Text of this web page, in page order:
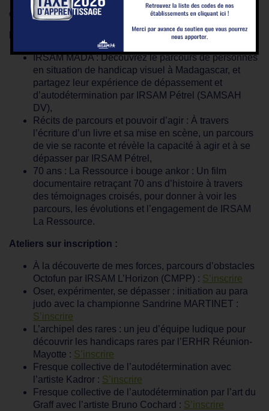
de 14h45 à 16h30 : Ateliers participatifs
Projections et échanges en salle de conférence :
IRSAM MADA : Découvrez le parcours de personnes
en situation de handicap visuel à Madagascar, et
partagez leur expérience de dépassement et
d’autodétermination par IRSAM Pétrel (SAMSAH
DV),
Récits de parcours et pouvoir d’agir : À travers
l’écriture d’un livre et sa mise en scène, un parcours
de vie se raconte et révèle la capacité à agir et à se
dépasser par IRSAM Pétrel,
70 ans : La Ressource i bouge ankor : Un film
documentaire retraçant 70 ans d’histoire à travers
des témoignages croisés, pour donner à voir les
parcours, les évolutions et l’engagement de IRSAM
La Ressource.
Ateliers sur inscription :
À la découverte de mes forces, parcours d’obstacles
Octofun par IRSAM L’Horizon (CMPP) : S’inscrire
Oser, expérimenter, se dépasser : initiation au para
judo avec la championne Sandrine MARTINET :
S’inscrire
L’archipel des rares : un jeu d’équipe ludique pour
découvrir les handicaps rares par l’ERHR Réunion-
Mayotte : S’inscrire
Fresque collective de l’autodétermination avec
l’artiste Kadror : S’inscrire
Fresque collective de l’autodétermination par l’art du
Graff avec l’artiste Bruno Cochard : S’inscrire